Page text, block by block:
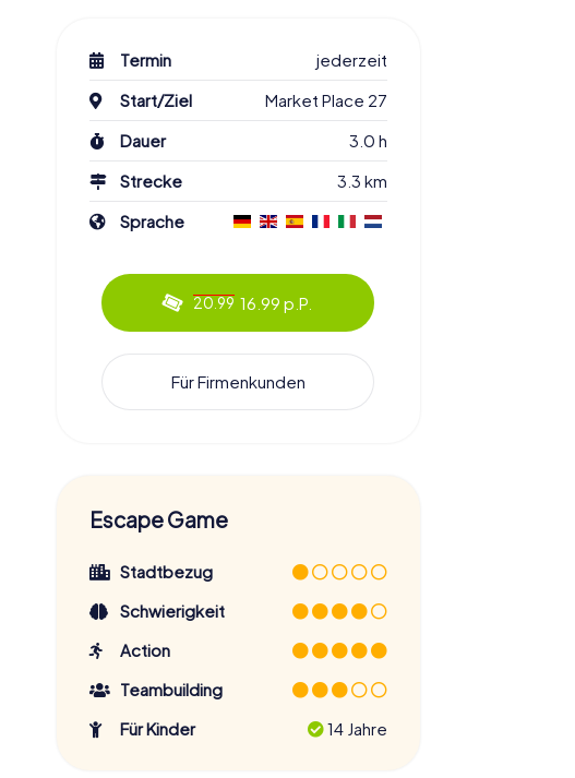
Termin
jederzeit
Start/Ziel
Market Place 27
Dauer
3.0 h
Strecke
3.3 km
Sprache
20.99 16.99 p.P.
Für Firmenkunden
Escape Game
Stadtbezug
Schwierigkeit
Action
Teambuilding
Für Kinder
14 Jahre